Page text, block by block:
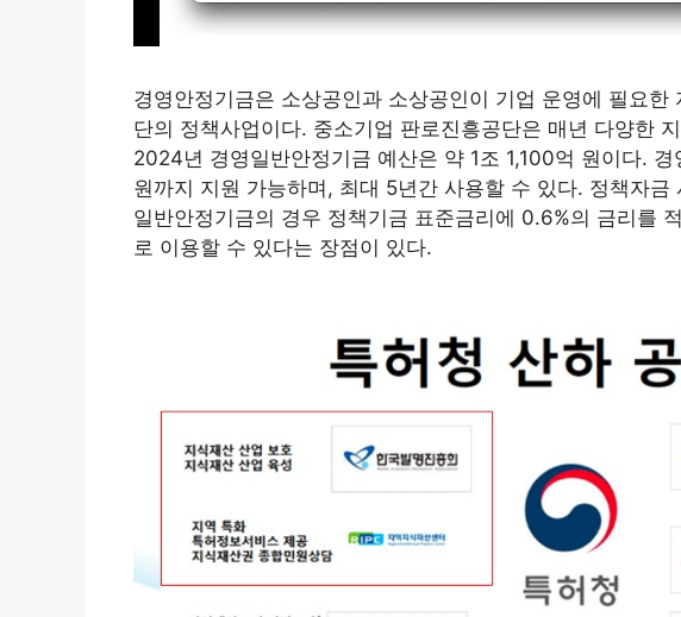
경영안정기금은 소상공인과 소상공인이 기업 운영에 필요한
단의 정책사업이다. 중소기업 판로진흥공단은 매년 다양한
2024년 경영일반안정기금 예산은 약 1조 1,100억 원이다.
원까지 지원 가능하며, 최대 5년간 사용할 수 있다. 정책자금
일반안정기금의 경우 정책기금 표준금리에 0.6%의 금리를
로 이용할 수 있다는 장점이 있다.